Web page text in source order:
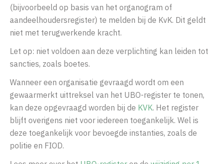
(bijvoorbeeld op basis van het organogram of
aandeelhoudersregister) te melden bij de KvK. Dit geldt
niet met terugwerkende kracht.
Let op: niet voldoen aan deze verplichting kan leiden tot
sancties, zoals boetes.
Wanneer een organisatie gevraagd wordt om een
gewaarmerkt uittreksel van het UBO-register te tonen,
kan deze opgevraagd worden bij de KVK. Het register
blijft overigens niet voor iedereen toegankelijk. Wel is
deze toegankelijk voor bevoegde instanties, zoals de
politie en FIOD.